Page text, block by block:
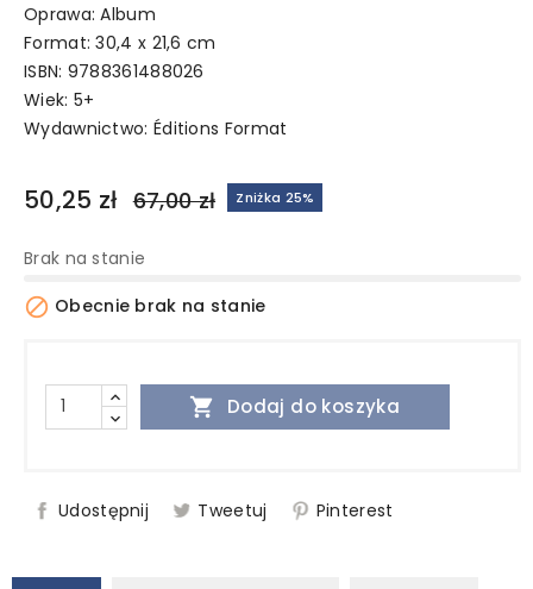
Oprawa: Album
Format: 30,4 x 21,6 cm
ISBN: 9788361488026
Wiek: 5+
Wydawnictwo: Éditions Format
50,25 zł 67,00 zł Zniżka 25%
Brak na stanie
 Obecnie brak na stanie
 Dodaj do koszyka
Udostępnij Tweetuj Pinterest